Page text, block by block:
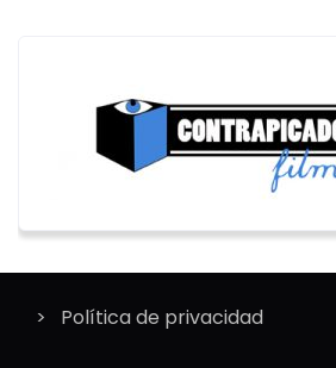
Política de privacidad